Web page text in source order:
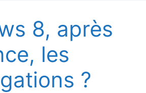
8, après
les
?